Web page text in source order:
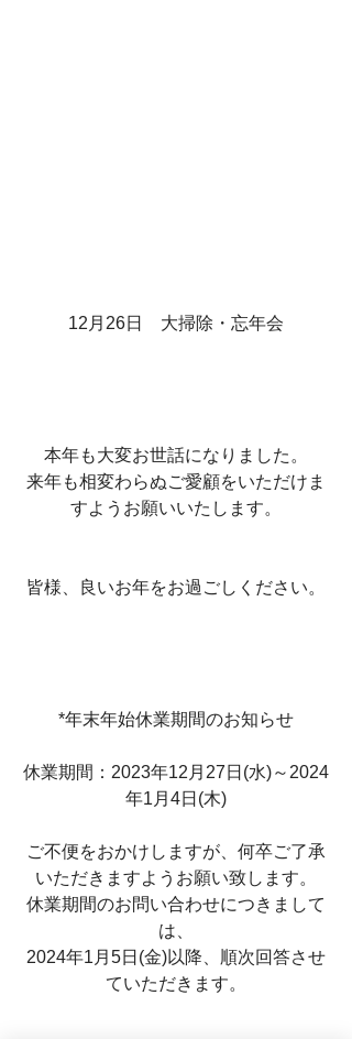
12月26日　大掃除・忘年会
本年も大変お世話になりました。
来年も相変わらぬご愛顧をいただけま
すようお願いいたします。
皆様、良いお年をお過ごしください。
*年末年始休業期間のお知らせ
休業期間：2023年12月27日(水)～2024
年1月4日(木)
ご不便をおかけしますが、何卒ご了承
いただきますようお願い致します。
休業期間のお問い合わせにつきまして
は、
2024年1月5日(金)以降、順次回答させ
ていただきます。